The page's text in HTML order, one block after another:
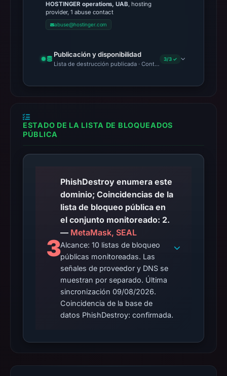
HOSTINGER operations, UAB, hosting
provider, 1 abuse contact
abuse@hostinger.com
Publicación y disponibilidad
Lista de destrucción publicada · Content Observed
3/3 ✓
ESTADO DE LA LISTA DE BLOQUEADOS
PÚBLICA
3
PhishDestroy enumera este
dominio; Coincidencias de la
lista de bloqueo pública en
el conjunto monitoreado: 2.
— MetaMask, SEAL
Alcance: 10 listas de bloqueo
públicas monitoreadas. Las
señales de proveedor y DNS se
muestran por separado. Última
sincronización 09/08/2026.
Coincidencia de la base de
datos PhishDestroy: confirmada.